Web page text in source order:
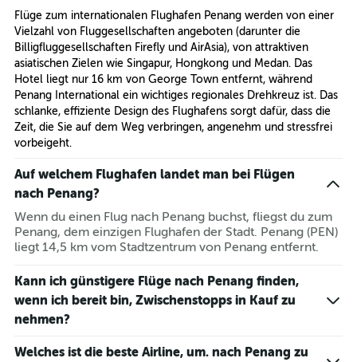
Flüge zum internationalen Flughafen Penang werden von einer
Vielzahl von Fluggesellschaften angeboten (darunter die
Billigfluggesellschaften Firefly und AirAsia), von attraktiven
asiatischen Zielen wie Singapur, Hongkong und Medan. Das
Hotel liegt nur 16 km von George Town entfernt, während
Penang International ein wichtiges regionales Drehkreuz ist. Das
schlanke, effiziente Design des Flughafens sorgt dafür, dass die
Zeit, die Sie auf dem Weg verbringen, angenehm und stressfrei
vorbeigeht.
Auf welchem Flughafen landet man bei Flügen
nach Penang?
Wenn du einen Flug nach Penang buchst, fliegst du zum
Penang, dem einzigen Flughafen der Stadt. Penang (PEN)
liegt 14,5 km vom Stadtzentrum von Penang entfernt.
Kann ich günstigere Flüge nach Penang finden,
wenn ich bereit bin, Zwischenstopps in Kauf zu
nehmen?
Welches ist die beste Airline, um. nach Penang zu